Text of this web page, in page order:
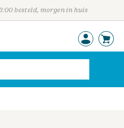
besteld, morgen in huis